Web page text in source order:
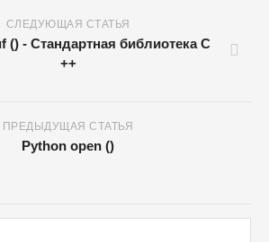
СЛЕДУЮЩАЯ СТАТЬЯ
() - Стандартная библиотека C
++
ПРЕДЫДУЩАЯ СТАТЬЯ
Python open ()